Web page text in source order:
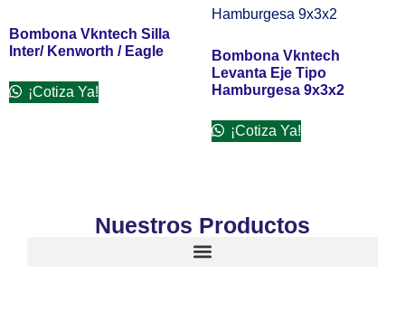
Bombona Vkntech Silla
Inter/ Kenworth / Eagle
¡Cotiza Ya!
Bombona Vkntech
Levanta Eje Tipo
Hamburgesa 9x3x2
¡Cotiza Ya!
Nuestros Productos